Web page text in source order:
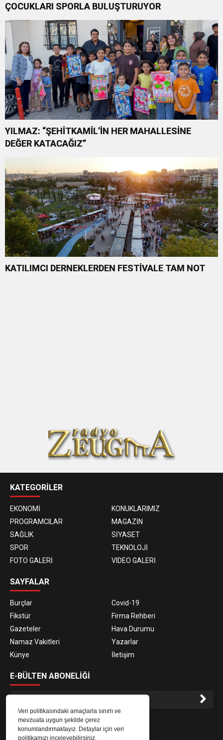
Veri politikasındaki amaçlarla sınırlı ve
mevzuata uygun şekilde çerez
konumlandırmaktayız. Detaylar için veri
politikamızı inceleyebilirsiniz.
ÇOCUKLARI SPORLA BULUŞTURUYOR
YILMAZ: “ŞEHİTKAMİL’İN HER MAHALLESİNE
DEĞER KATACAĞIZ”
KATILIMCI DERNEKLERDEN FESTİVALE TAM NOT
KATEGORİLER
EKONOMİ
KONUKLARIMIZ
PROGRAMCILAR
MAGAZİN
SAĞLIK
SİYASET
SPOR
TEKNOLOJİ
FOTO GALERİ
VIDEO GALERİ
SAYFALAR
Burçlar
Covid-19
Fikstür
Firma Rehberi
Gazeteler
Hava Durumu
Namaz Vakitleri
Yazarlar
Künye
İletişim
E-BÜLTEN ABONELİĞİ
E-Bülten aboneliği ile haberlere daha hızlı erişin.